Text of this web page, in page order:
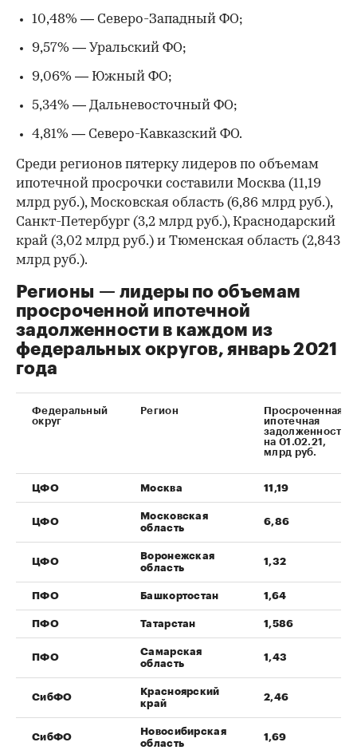
10,48% — Северо-Западный ФО;
9,57% — Уральский ФО;
9,06% — Южный ФО;
5,34% — Дальневосточный ФО;
4,81% — Северо-Кавказский ФО.
Среди регионов пятерку лидеров по объемам
ипотечной просрочки составили Москва (11,19
млрд руб.), Московская область (6,86 млрд руб.),
Санкт-Петербург (3,2 млрд руб.), Краснодарский
край (3,02 млрд руб.) и Тюменская область (2,843
млрд руб.).
Регионы — лидеры по объемам
просроченной ипотечной
задолженности в каждом из
федеральных округов, январь 2021
года
Федеральный
округ
Регион
Просроченная
ипотечная
задолженность
на 01.02.21,
млрд руб.
ЦФО Москва 11,19
ЦФО
Московская
область
6,86
ЦФО
Воронежская
область
1,32
ПФО Башкортостан 1,64
ПФО Татарстан 1,586
ПФО
Самарская
область
1,43
СибФО
Красноярский
край
2,46
СибФО
Новосибирская
область
1,69